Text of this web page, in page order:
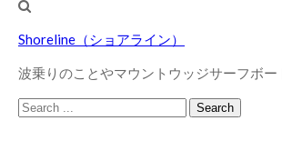
Shoreline（ショアライン）
波乗りのことやマウントウッジサーフボ
Search